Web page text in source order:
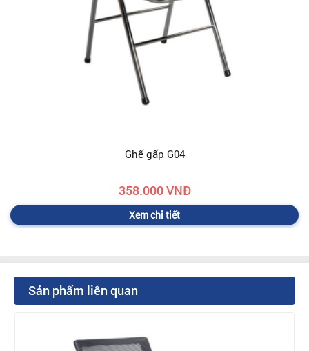
Ghế gấp G04
358.000 VNĐ
Xem chi tiết
Sản phẩm liên quan